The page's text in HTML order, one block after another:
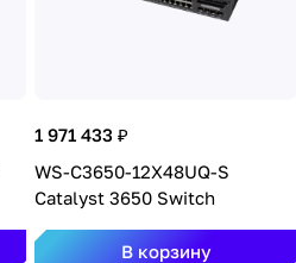
1 971 433 ₽
WS-C3650-12X48UQ-S
Catalyst 3650 Switch
В корзину